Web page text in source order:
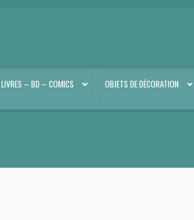
LIVRES – BD – COMICS OBJETS DE DÉCORATION